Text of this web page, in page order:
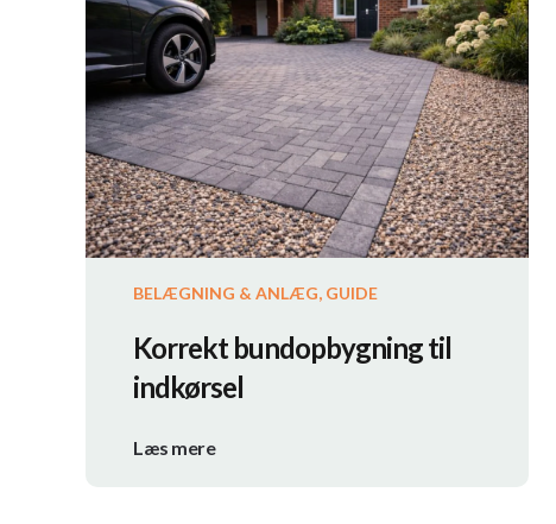
BELÆGNING & ANLÆG, GUIDE
Korrekt bundopbygning til
indkørsel
Læs mere